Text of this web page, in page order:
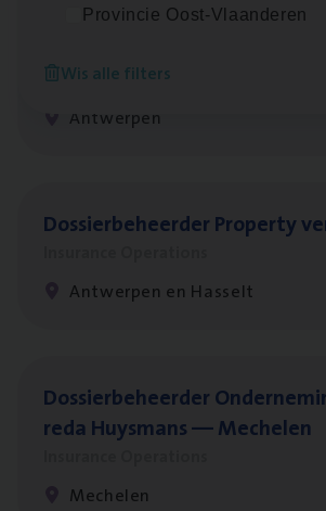
Provincie Oost-Vlaanderen
Wis alle filters
Dos­sier­be­heer­der
Insurance Operations
Antwerpen
Dos­sier­be­heer­der Pro­per­ty
Antwerpen en Hasselt
Dos­sier­be­heer­der
re­da Huys­mans — Mechelen
Mechelen